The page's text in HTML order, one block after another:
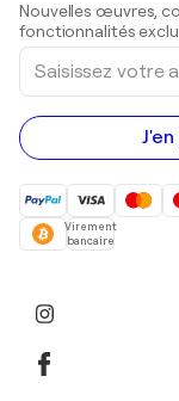
Peintures
Nouvelles œuvres,
fonctionnalités
Saisissez
votre
adresse
e-
mail
Virement
bancaire